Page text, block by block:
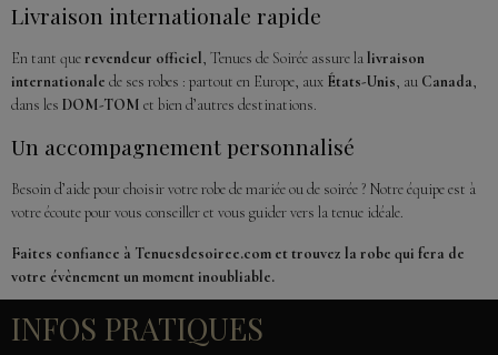
Livraison internationale rapide
En tant querevendeur officiel, Tenues de Soirée assure lalivraison
internationale de ses robes : partout en Europe, aux États-Unis, au Canada,
dans les DOM-TOM et bien d’autres destinations.
Un accompagnement personnalisé
Besoin d’aide pour choisir votre robe de mariée ou de soirée ? Notre équipe est à
votre écoute pour vous conseiller et vous guider vers la tenue idéale.
Faites confiance à Tenuesdesoiree.com et trouvez la robe qui fera de
votre évènement un moment inoubliable.
INFOS PRATIQUES